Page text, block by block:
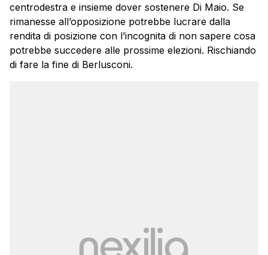
centrodestra e insieme dover sostenere Di Maio. Se
rimanesse all’opposizione potrebbe lucrare dalla
rendita di posizione con l’incognita di non sapere cosa
potrebbe succedere alle prossime elezioni. Rischiando
di fare la fine di Berlusconi.